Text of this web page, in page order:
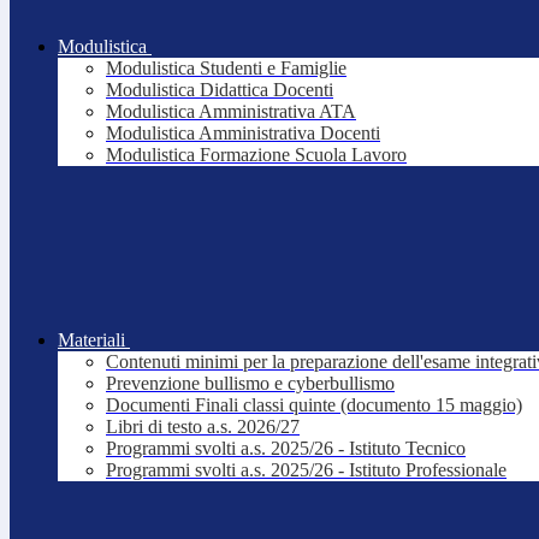
Modulistica
Modulistica Studenti e Famiglie
Modulistica Didattica Docenti
Modulistica Amministrativa ATA
Modulistica Amministrativa Docenti
Modulistica Formazione Scuola Lavoro
Materiali
Contenuti minimi per la preparazione dell'esame
Prevenzione bullismo e cyberbullismo
Documenti Finali classi quinte (documento 15 maggio)
Libri di testo a.s. 2026/27
Programmi svolti a.s. 2025/26 - Istituto Tecnico
Programmi svolti a.s. 2025/26 - Istituto Professionale